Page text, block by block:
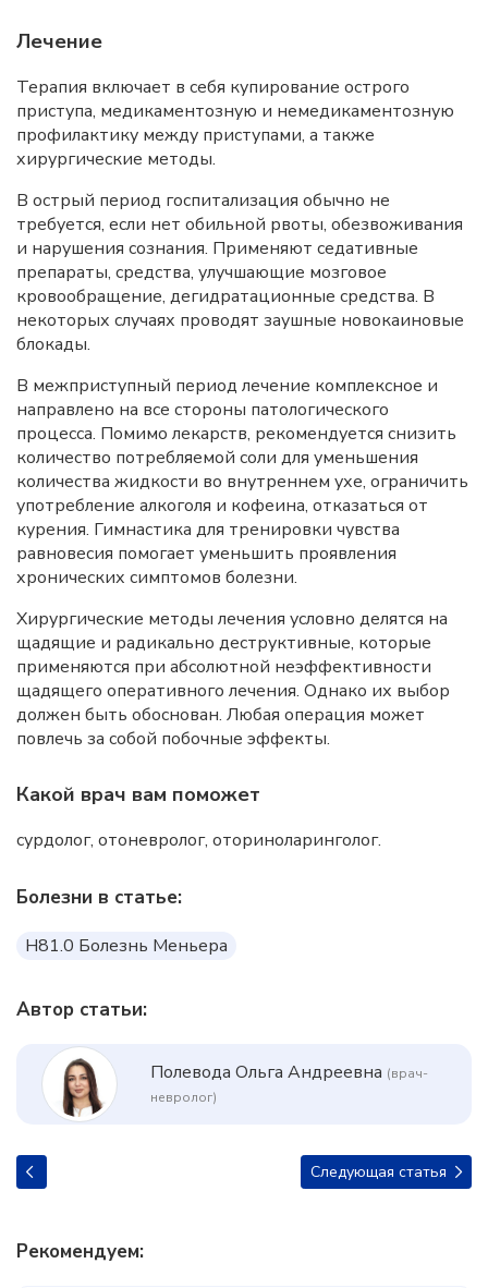
Лечение
Терапия включает в себя купирование острого
приступа, медикаментозную и немедикаментозную
профилактику между приступами, а также
хирургические методы.
В острый период госпитализация обычно не
требуется, если нет обильной рвоты, обезвоживания
и нарушения сознания. Применяют седативные
препараты, средства, улучшающие мозговое
кровообращение, дегидратационные средства. В
некоторых случаях проводят заушные новокаиновые
блокады.
В межприступный период лечение комплексное и
направлено на все стороны патологического
процесса. Помимо лекарств, рекомендуется снизить
количество потребляемой соли для уменьшения
количества жидкости во внутреннем ухе, ограничить
употребление алкоголя и кофеина, отказаться от
курения. Гимнастика для тренировки чувства
равновесия помогает уменьшить проявления
хронических симптомов болезни.
Хирургические методы лечения условно делятся на
щадящие и радикально деструктивные, которые
применяются при абсолютной неэффективности
щадящего оперативного лечения. Однако их выбор
должен быть обоснован. Любая операция может
повлечь за собой побочные эффекты.
Какой врач вам поможет
сурдолог, отоневролог, оториноларинголог.
Болезни в статье:
H81.0 Болезнь Меньера
Автор статьи:
Полевода Ольга Андреевна (врач-
невролог)
Следующая статья
Рекомендуем: